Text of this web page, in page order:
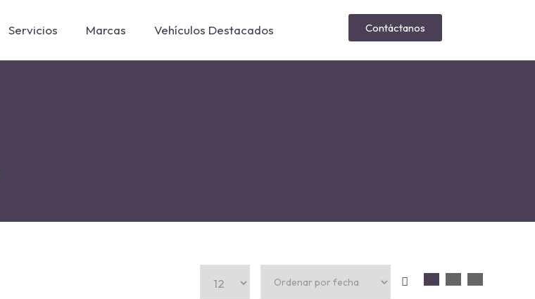
Servicios Marcas Vehículos Destacados Contáctanos